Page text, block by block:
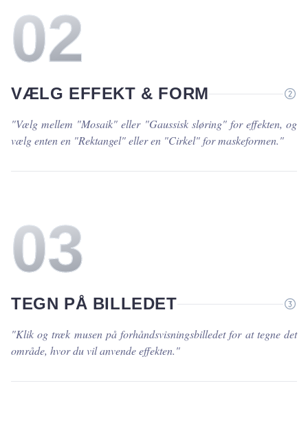
02
VÆLG EFFEKT & FORM
"Vælg mellem "Mosaik" eller "Gaussisk sløring" for effekten, og
vælg enten en "Rektangel" eller en "Cirkel" for maskeformen."
03
TEGN PÅ BILLEDET
"Klik og træk musen på forhåndsvisningsbilledet for at tegne det
område, hvor du vil anvende effekten."